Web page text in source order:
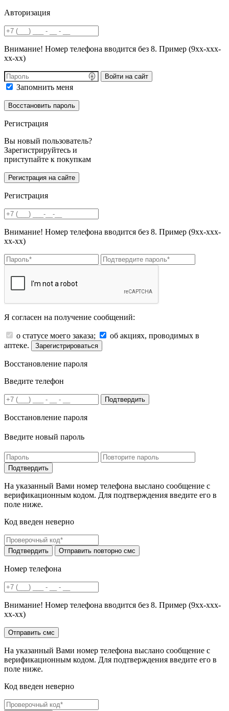
Авторизация
Внимание! Номер телефона вводится без 8. Пример (9хх-ххх-
хх-хх)
Войти на сайт
Запомнить меня
Регистрация
Вы новый пользователь?
Зарегистрируйтесь и
приступайте к покупкам
Регистрация
Внимание! Номер телефона вводится без 8. Пример (9хх-ххх-
хх-хх)
Я согласен на получение сообщений:
о статусе моего заказа;
об акциях, проводимых в
аптеке.
Зарегистрироваться
Восстановление пароля
Введите телефон
Подтвердить
Восстановление пароля
Введите новый пароль
На указанный Вами номер телефона выслано сообщение с
верификационным кодом. Для подтверждения введите его в
поле ниже.
Код введен неверно
Номер телефона
Внимание! Номер телефона вводится без 8. Пример (9хх-ххх-
хх-хх)
На указанный Вами номер телефона выслано сообщение с
верификационным кодом. Для подтверждения введите его в
поле ниже.
Код введен неверно